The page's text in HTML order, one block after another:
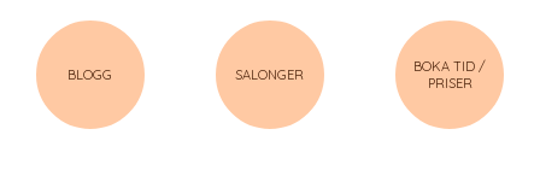
BLOGG SALONGER
BOKA TID /
PRISER